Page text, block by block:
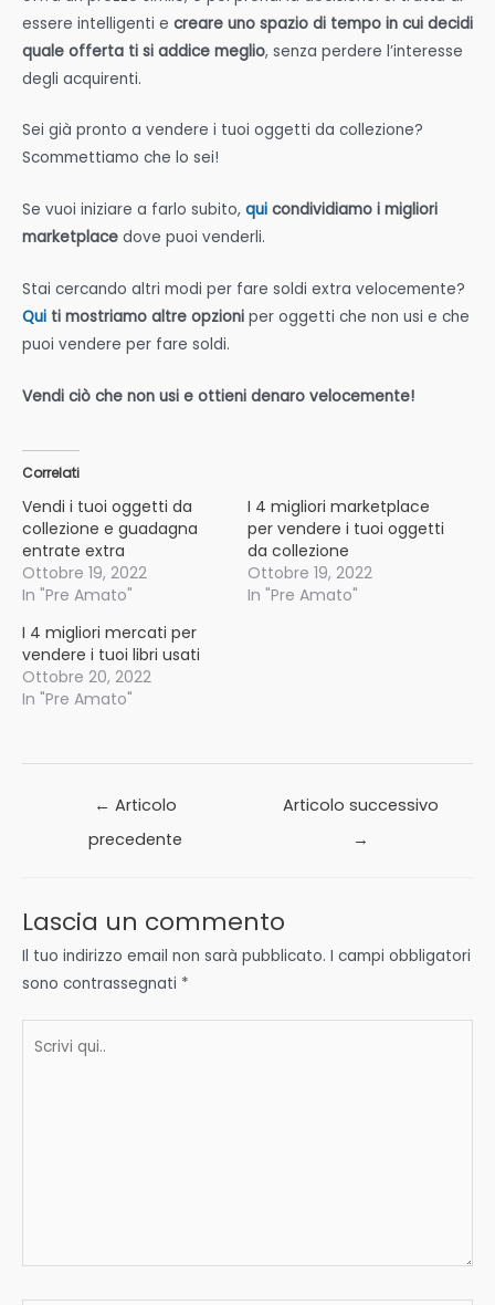
essere intelligenti e creare uno spazio di tempo in cui decidi
quale offerta ti si addice meglio, senza perdere l’interesse
degli acquirenti.
Sei già pronto a vendere i tuoi oggetti da collezione?
Scommettiamo che lo sei!
Se vuoi iniziare a farlo subito, qui condividiamo i migliori
marketplace dove puoi venderli.
Stai cercando altri modi per fare soldi extra velocemente?
Qui ti mostriamo altre opzioni per oggetti che non usi e che
puoi vendere per fare soldi.
Vendi ciò che non usi e ottieni denaro velocemente!
Correlati
Vendi i tuoi oggetti da
collezione e guadagna
entrate extra
Ottobre 19, 2022
In "Pre Amato"
I 4 migliori marketplace
per vendere i tuoi oggetti
da collezione
Ottobre 19, 2022
In "Pre Amato"
I 4 migliori mercati per
vendere i tuoi libri usati
Ottobre 20, 2022
In "Pre Amato"
← Articolo
precedente
Articolo successivo
→
Lascia un commento
Il tuo indirizzo email non sarà pubblicato. I campi obbligatori
sono contrassegnati *